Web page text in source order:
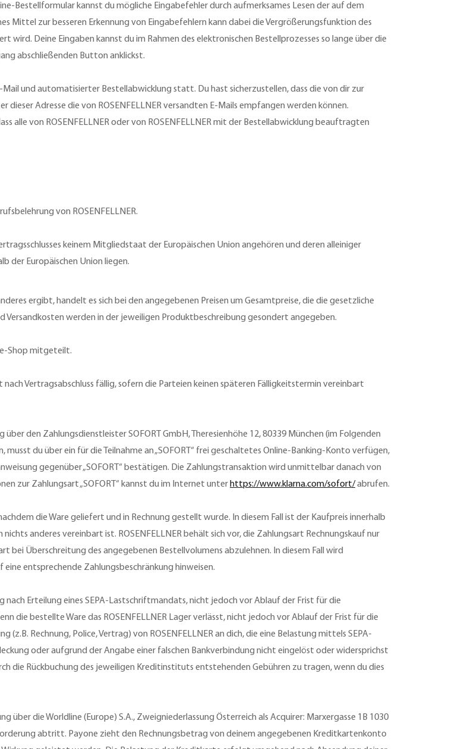
Bestellformular kannst du mögliche Eingabefehler durch aufmerksames Lesen der auf dem
Mittel zur besseren Erkennung von Eingabefehlern kann dabei die Vergrößerungsfunktion des
wird. Deine Eingaben kannst du im Rahmen des elektronischen Bestellprozesses so lange über die
abschließenden Button anklickst.
und automatisierter Bestellabwicklung statt. Du hast sicherzustellen, dass die von dir zur
Adresse die von ROSENFELLNER versandten E-Mails empfangen werden können.
alle von ROSENFELLNER oder von ROSENFELLNER mit der Bestellabwicklung beauftragten
von ROSENFELLNER.
keinem Mitgliedstaat der Europäischen Union angehören und deren alleiniger
der Europäischen Union liegen.
ergibt, handelt es sich bei den angegebenen Preisen um Gesamtpreise, die die gesetzliche
werden in der jeweiligen Produktbeschreibung gesondert angegeben.
Shop mitgeteilt.
Vertragsabschluss fällig, sofern die Parteien keinen späteren Fälligkeitstermin vereinbart
den Zahlungsdienstleister SOFORT GmbH, Theresienhöhe 12, 80339 München (im Folgenden
musst du über ein für die Teilnahme an „SOFORT“ frei geschaltetes Online-Banking-Konto verfügen,
gegenüber „SOFORT“ bestätigen. Die Zahlungstransaktion wird unmittelbar danach von
zur Zahlungsart „SOFORT“ kannst du im Internet unter https://www.klarna.com/sofort/abrufen.
die Ware geliefert und in Rechnung gestellt wurde. In diesem Fall ist der Kaufpreis innerhalb
anderes vereinbart ist. ROSENFELLNER behält sich vor, die Zahlungsart Rechnungskauf nur
bei Überschreitung des angegebenen Bestellvolumens abzulehnen. In diesem Fall wird
eine entsprechende Zahlungsbeschränkung hinweisen.
Erteilung eines SEPA-Lastschriftmandats, nicht jedoch vor Ablauf der Frist für die
die bestellte Ware das ROSENFELLNER Lager verlässt, nicht jedoch vor Ablauf der Frist für die
Rechnung, Police, Vertrag) von ROSENFELLNER an dich, die eine Belastung mittels SEPA-
oder aufgrund der Angabe einer falschen Bankverbindung nicht eingelöst oder widersprichst
die Rückbuchung des jeweiligen Kreditinstituts entstehenden Gebühren zu tragen, wenn du dies
die Worldline (Europe) S.A., Zweigniederlassung Österreich als Acquirer: Marxergasse 1B 1030
abtritt. Payone zieht den Rechnungsbetrag von deinem angegebenen Kreditkartenkonto